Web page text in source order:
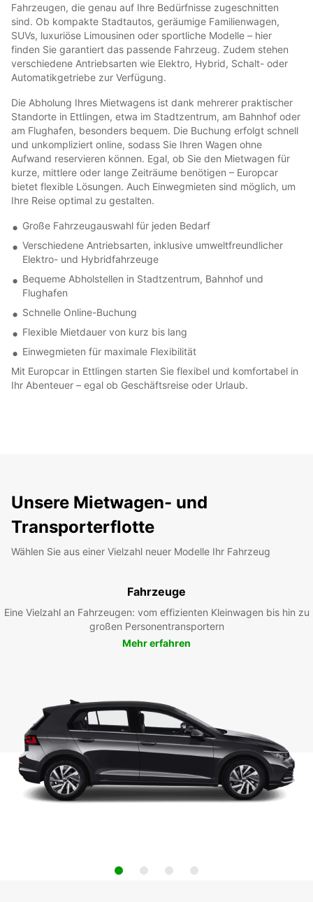
Fahrzeugen, die genau auf Ihre Bedürfnisse zugeschnitten
sind. Ob kompakte Stadtautos, geräumige Familienwagen,
SUVs, luxuriöse Limousinen oder sportliche Modelle – hier
finden Sie garantiert das passende Fahrzeug. Zudem stehen
verschiedene Antriebsarten wie Elektro, Hybrid, Schalt- oder
Automatikgetriebe zur Verfügung.
Die Abholung Ihres Mietwagens ist dank mehrerer praktischer
Standorte in Ettlingen, etwa im Stadtzentrum, am Bahnhof oder
am Flughafen, besonders bequem. Die Buchung erfolgt schnell
und unkompliziert online, sodass Sie Ihren Wagen ohne
Aufwand reservieren können. Egal, ob Sie den Mietwagen für
kurze, mittlere oder lange Zeiträume benötigen – Europcar
bietet flexible Lösungen. Auch Einwegmieten sind möglich, um
Ihre Reise optimal zu gestalten.
Große Fahrzeugauswahl für jeden Bedarf
Verschiedene Antriebsarten, inklusive umweltfreundlicher
Elektro- und Hybridfahrzeuge
Bequeme Abholstellen in Stadtzentrum, Bahnhof und
Flughafen
Schnelle Online-Buchung
Flexible Mietdauer von kurz bis lang
Einwegmieten für maximale Flexibilität
Mit Europcar in Ettlingen starten Sie flexibel und komfortabel in
Ihr Abenteuer – egal ob Geschäftsreise oder Urlaub.
Unsere Mietwagen- und
Transporterflotte
Wählen Sie aus einer Vielzahl neuer Modelle Ihr Fahrzeug
Fahrzeuge
Eine Vielzahl an Fahrzeugen: vom effizienten Kleinwagen bis hin zu
großen Personentransportern
Mehr erfahren